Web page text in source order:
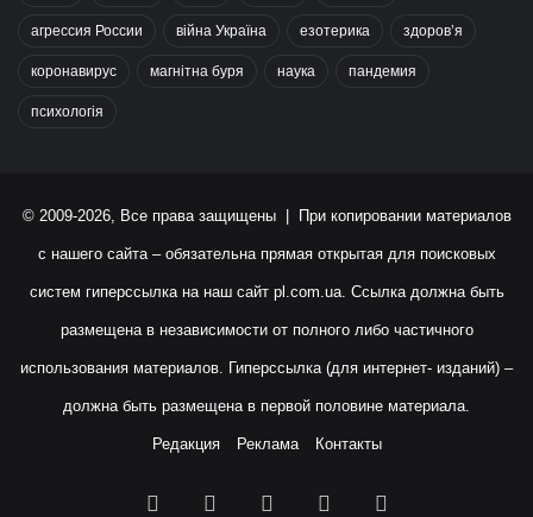
агрессия России війна Україна езотерика здоров’я
коронавирус магнітна буря наука пандемия
психологія
© 2009-2026, Все права защищены | При копировании материалов
с нашего сайта – обязательна прямая открытая для поисковых
систем гиперссылка на наш сайт pl.com.ua. Ссылка должна быть
размещена в независимости от полного либо частичного
использования материалов. Гиперссылка (для интернет- изданий) –
должна быть размещена в первой половине материала.
Редакция Реклама Контакты
Facebook YouTubeInstagram